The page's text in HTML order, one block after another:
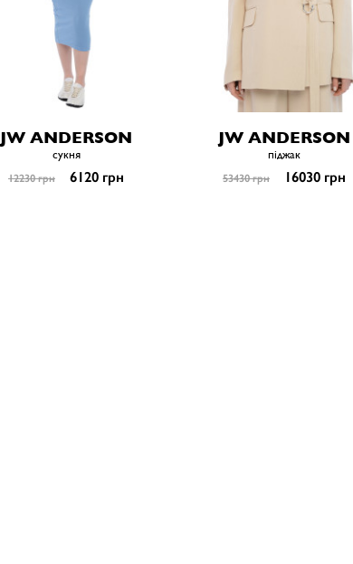
JW ANDERSON
сукня
12230 грн 6120 грн
JW ANDERSON
піджак
53430 грн 16030 грн